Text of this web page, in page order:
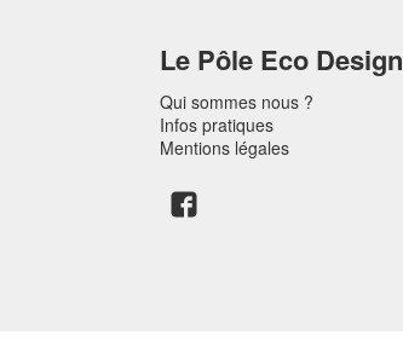
Le Pôle Eco Design
Qui sommes nous ?
Infos pratiques
Mentions légales